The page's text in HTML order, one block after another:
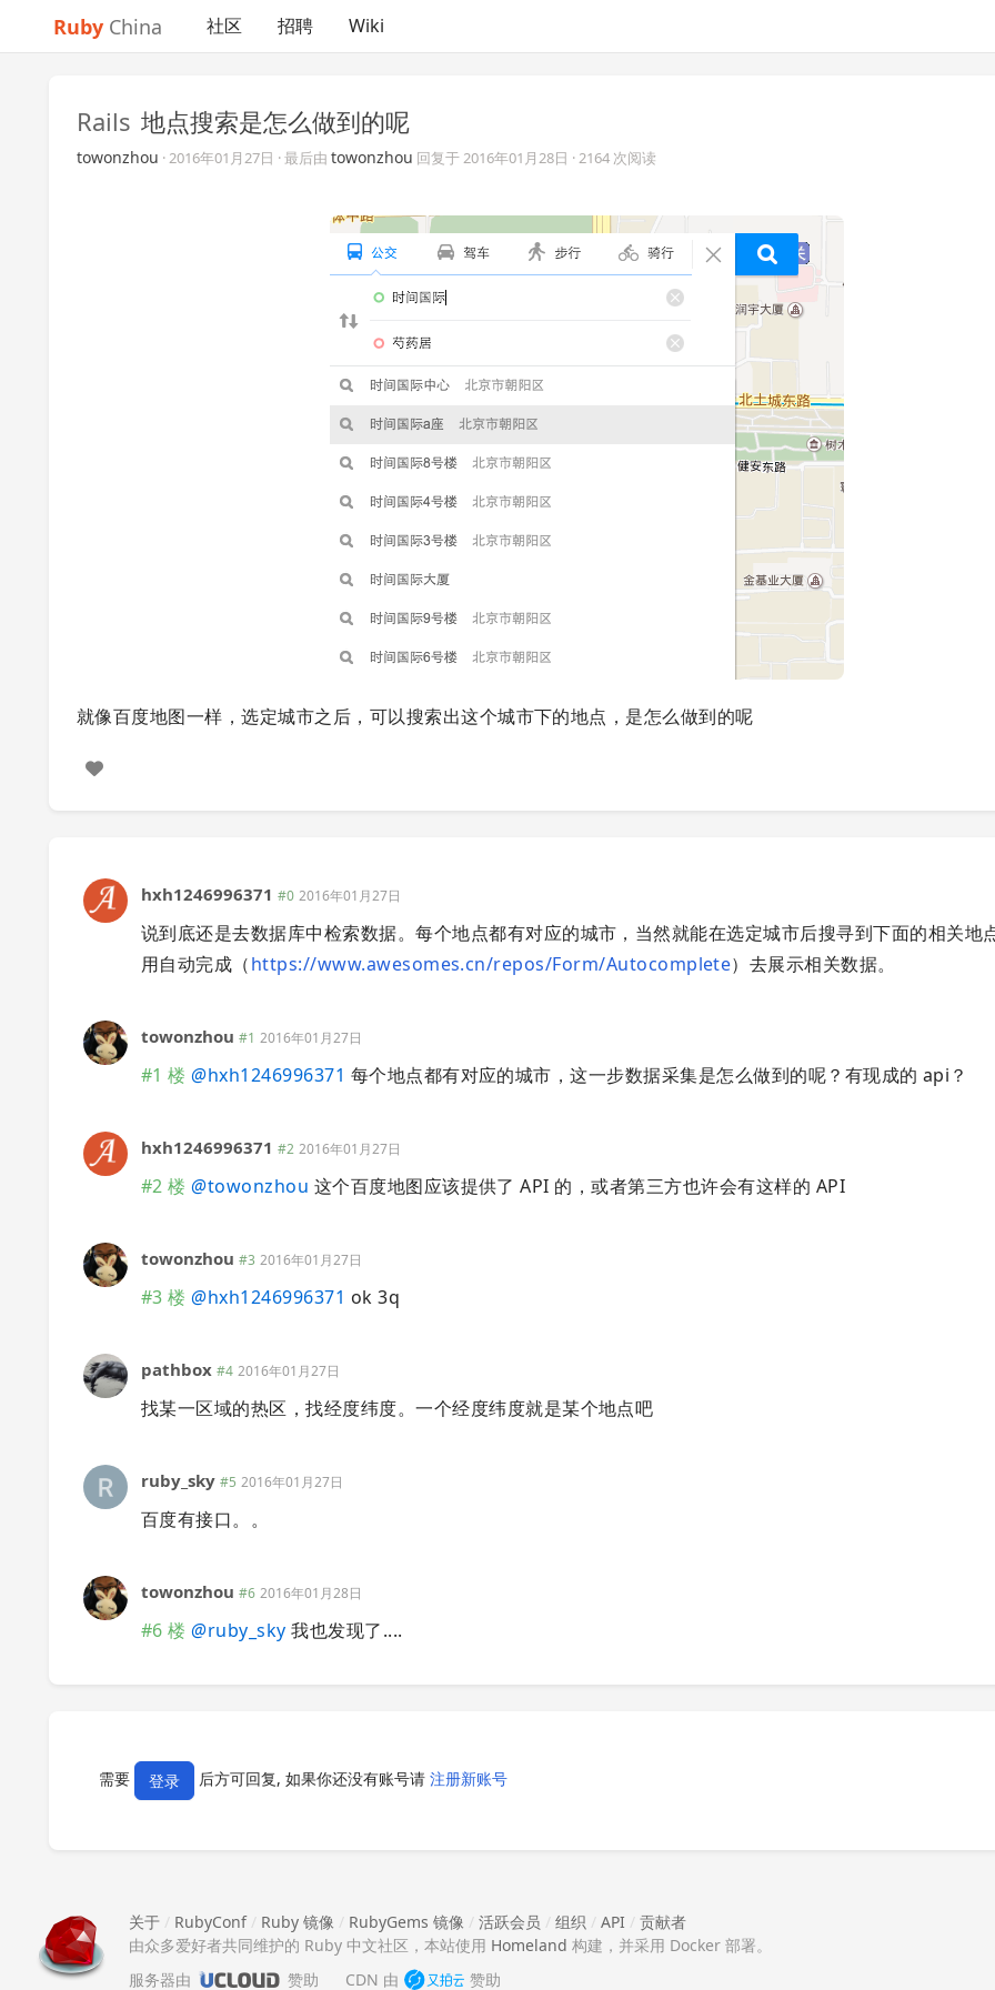
Ruby China 社区 招聘 Wiki
Rails 地点搜索是怎么做到的呢
towonzhou ·2016年01月27日 · 最后由 towonzhou 回复于2016年01月28日 · 2164 次阅读
就像百度地图一样，选定城市之后，可以搜索出这个城市下的地点，是怎么做到的呢
hxh1246996371 #0 2016年01月27日
说到底还是去数据库中检索数据。每个地点都有对应的城市，当然就能在选定城市后搜寻到下面的相关地
用自动完成（https://www.awesomes.cn/repos/Form/Autocomplete）去展示相关数据。
towonzhou #1 2016年01月27日
#1 楼 @hxh1246996371 每个地点都有对应的城市，这一步数据采集是怎么做到的呢？有现成的 api？
hxh1246996371 #2 2016年01月27日
#2 楼 @towonzhou 这个百度地图应该提供了 API 的，或者第三方也许会有这样的 API
towonzhou #3 2016年01月27日
#3 楼 @hxh1246996371 ok 3q
pathbox #4 2016年01月27日
找某一区域的热区，找经度纬度。一个经度纬度就是某个地点吧
ruby_sky #5 2016年01月27日
百度有接口。。
towonzhou #6 2016年01月28日
#6 楼 @ruby_sky 我也发现了....
需要 登录 后方可回复, 如果你还没有账号请 注册新账号
关于 / RubyConf/ Ruby 镜像 / RubyGems 镜像 / 活跃会员 / 组织 / API / 贡献者
由众多爱好者共同维护的 Ruby 中文社区，本站使用 Homeland 构建，并采用 Docker 部署。
服务器由
赞助 CDN 由 赞助